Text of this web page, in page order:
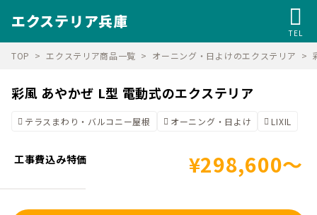
エクステリア兵庫
TEL
TOP エクステリア商品一覧 オーニング・日よけのエクステリア
彩風 あやかぜ L型 電動式のエクステリア
テラスまわり・バルコニー屋根 オーニング・日よけ LIXIL
工事費込み特価 ¥298,600～